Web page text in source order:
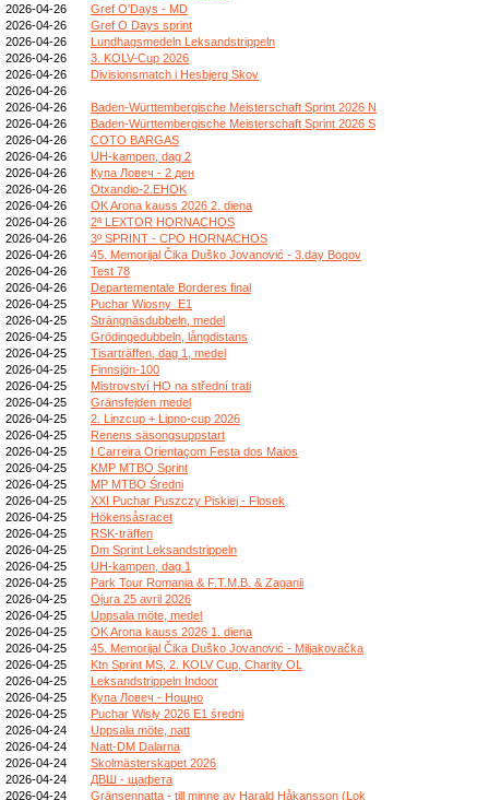
2026-04-26
Gref O'Days - MD
2026-04-26
Gref O Days sprint
2026-04-26
Lundhagsmedeln Leksandstrippeln
2026-04-26
3. KOLV-Cup 2026
2026-04-26
Divisionsmatch i Hesbjerg Skov
2026-04-26
2026-04-26
Baden-Württembergische Meisterschaft Sprint 2026 N
2026-04-26
Baden-Württembergische Meisterschaft Sprint 2026 S
2026-04-26
COTO BARGAS
2026-04-26
UH-kampen, dag 2
2026-04-26
Купа Ловеч - 2 ден
2026-04-26
Otxandio-2.EHOK
2026-04-26
OK Arona kauss 2026 2. diena
2026-04-26
2ª LEXTOR HORNACHOS
2026-04-26
3º SPRINT - CPO HORNACHOS
2026-04-26
45. Memorijal Čika Duško Jovanović - 3.day Bogov
2026-04-26
Test 78
2026-04-26
Departementale Borderes final
2026-04-25
Puchar Wiosny_E1
2026-04-25
Strängnäsdubbeln, medel
2026-04-25
Grödingedubbeln, långdistans
2026-04-25
Tisarträffen, dag 1, medel
2026-04-25
Finnsjön-100
2026-04-25
Mistrovství HO na střední trati
2026-04-25
Gränsfejden medel
2026-04-25
2. Linzcup + Lipno-cup 2026
2026-04-25
Renens säsongsuppstart
2026-04-25
I Carreira Orientaçom Festa dos Maios
2026-04-25
KMP MTBO Sprint
2026-04-25
MP MTBO Średni
2026-04-25
XXI Puchar Puszczy Piskiej - Flosek
2026-04-25
Hökensåsracet
2026-04-25
RSK-träffen
2026-04-25
Dm Sprint Leksandstrippeln
2026-04-25
UH-kampen, dag 1
2026-04-25
Park Tour Romania & F.T.M.B. & Zaganii
2026-04-25
Ojura 25 avril 2026
2026-04-25
Uppsala möte, medel
2026-04-25
OK Arona kauss 2026 1. diena
2026-04-25
45. Memorijal Čika Duško Jovanović - Miljakovačka
2026-04-25
Ktn Sprint MS, 2. KOLV Cup, Charity OL
2026-04-25
Leksandstrippeln Indoor
2026-04-25
Купа Ловеч - Нощно
2026-04-25
Puchar Wisły 2026 E1 średni
2026-04-24
Uppsala möte, natt
2026-04-24
Natt-DM Dalarna
2026-04-24
Skolmästerskapet 2026
2026-04-24
ДВШ - щафета
2026-04-24
Gränsennatta - till minne av Harald Håkansson (Lok